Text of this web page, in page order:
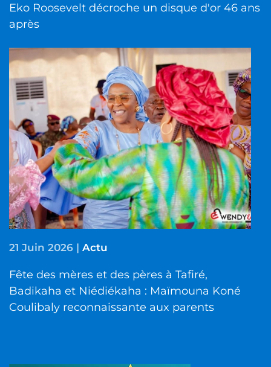
Eko Roosevelt décroche un disque d'or 46 ans
après
21 Juin 2026 | Actu
Fête des mères et des pères à Tafiré,
Badikaha et Niédiékaha : Maïmouna Koné
Coulibaly reconnaissante aux parents